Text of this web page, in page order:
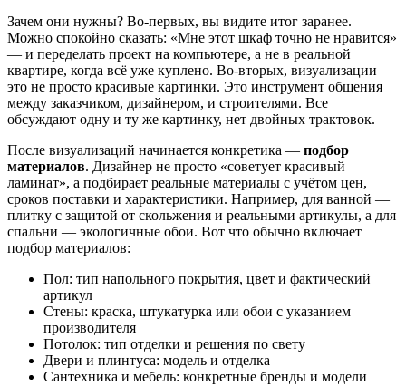
Зачем они нужны? Во-первых, вы видите итог заранее.
Можно спокойно сказать: «Мне этот шкаф точно не нравится»
— и переделать проект на компьютере, а не в реальной
квартире, когда всё уже куплено. Во-вторых, визуализации —
это не просто красивые картинки. Это инструмент общения
между заказчиком, дизайнером, и строителями. Все
обсуждают одну и ту же картинку, нет двойных трактовок.
После визуализаций начинается конкретика — подбор
материалов. Дизайнер не просто «советует красивый
ламинат», а подбирает реальные материалы с учётом цен,
сроков поставки и характеристики. Например, для ванной —
плитку с защитой от скольжения и реальными артикулы, а для
спальни — экологичные обои. Вот что обычно включает
подбор материалов:
Пол: тип напольного покрытия, цвет и фактический
артикул
Стены: краска, штукатурка или обои с указанием
производителя
Потолок: тип отделки и решения по свету
Двери и плинтуса: модель и отделка
Сантехника и мебель: конкретные бренды и модели